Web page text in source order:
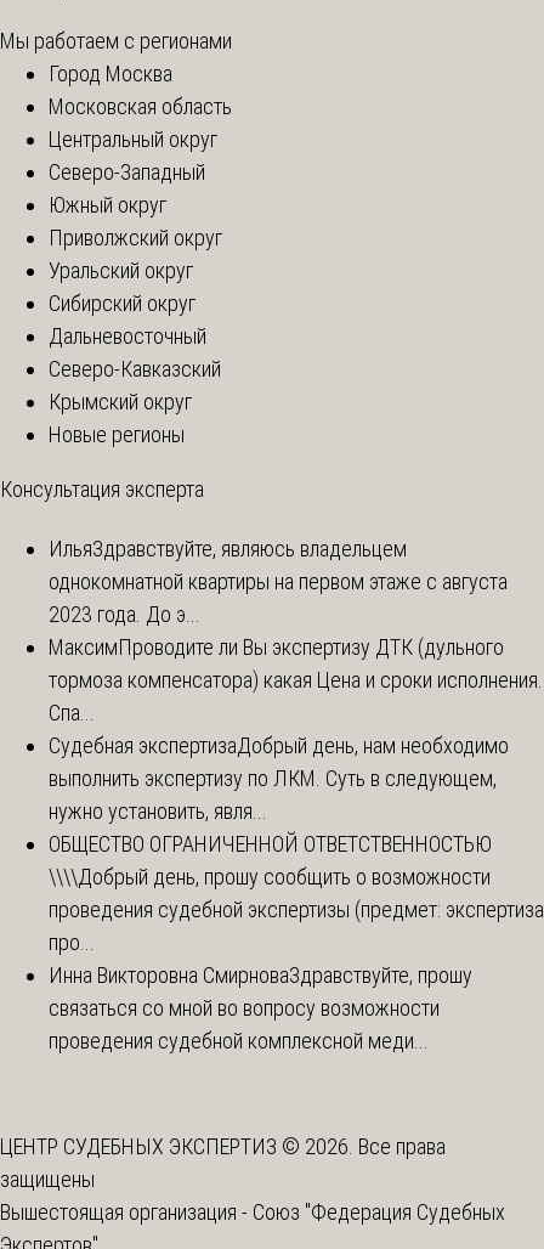
Мы работаем с регионами
Город Москва
Московская область
Центральный округ
Северо-Западный
Южный округ
Приволжский округ
Уральский округ
Сибирский округ
Дальневосточный
Северо-Кавказский
Крымский округ
Новые регионы
Консультация эксперта
ИльяЗдравствуйте, являюсь владельцем
однокомнатной квартиры на первом этаже с августа
2023 года. До э...
МаксимПроводите ли Вы экспертизу ДТК (дульного
тормоза компенсатора) какая Цена и сроки исполнения.
Спа...
Судебная экспертизаДобрый день, нам необходимо
выполнить экспертизу по ЛКМ. Суть в следующем,
нужно установить, явля...
ОБЩЕСТВО ОГРАНИЧЕННОЙ ОТВЕТСТВЕННОСТЬЮ
\\\\Добрый день, прошу сообщить о возможности
проведения судебной экспертизы (предмет: экспертиза
про...
Инна Викторовна СмирноваЗдравствуйте, прошу
связаться со мной во вопросу возможности
проведения судебной комплексной меди...
ЦЕНТР СУДЕБНЫХ ЭКСПЕРТИЗ © 2026. Все права
защищены
Вышестоящая организация - Союз "Федерация Судебных